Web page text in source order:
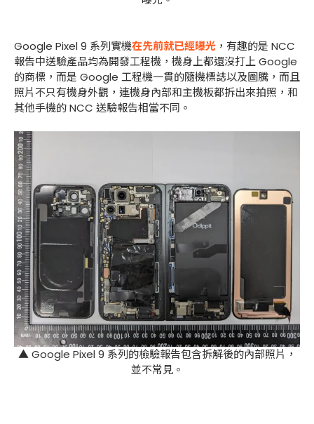
Google Pixel 9 系列實機在先前就已經曝光 ，有趣的是 NCC
報告中送驗產品均為開發工程機，機身上都還沒打上 Google
的商標，而是 Google 工程機一貫的隨機標誌以及圖騰，而且
照片不只有機身外觀，連機身內部和主機板都拆出來拍照，和
其他手機的 NCC 送驗報告相當不同。
▲ Google Pixel 9 系列的檢驗報告包含拆解後的內部照片，
並不常見。